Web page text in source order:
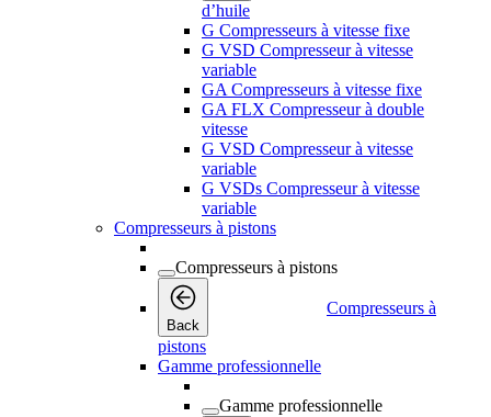
d’huile
G Compresseurs à vitesse fixe
G VSD Compresseur à vitesse
variable
GA Compresseurs à vitesse fixe
GA FLX Compresseur à double
vitesse
G VSD Compresseur à vitesse
variable
G VSDs Compresseur à vitesse
variable
Compresseurs à pistons
Compresseurs à pistons
Back
Compresseurs à
pistons
Gamme professionnelle
Gamme professionnelle